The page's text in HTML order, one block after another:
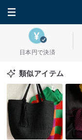
日本円で決済
類似アイテム